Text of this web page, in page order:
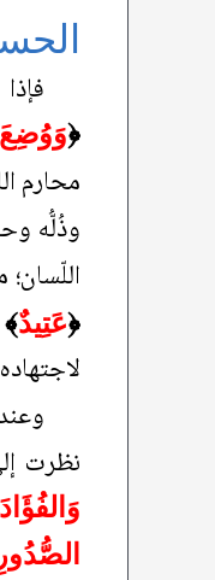
﴿وَوُضِعَ
محارم
وذُلُّه
﴿عَتِيدٌ﴾
نظرت
وَالفُؤَادَ
الصُّدُورِ